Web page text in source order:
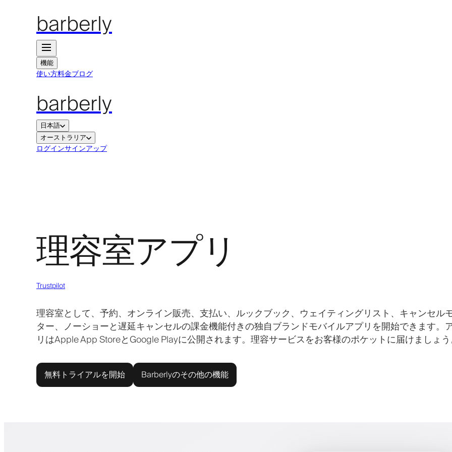
barberly
機能
使い方料金ブログ
barberly
日本語
オーストラリア
ログインサインアップ
理容室アプリ
Trustpilot
理容室として、予約、オンライン販売、支払い、ルックブック、ウェイティングリスト、キャンセル
ター、ノーショーと遅延キャンセルの課金機能付きの独自ブランドモバイルアプリを開始できます。
リはApple App StoreとGoogle Playに公開されます。理容サービスをお客様のポケットに届けましょう
無料トライアルを開始 Barberlyのその他の機能